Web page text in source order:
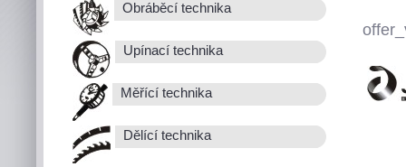
Obráběcí technika
Upínací technika
Měřící technika
Dělící technika